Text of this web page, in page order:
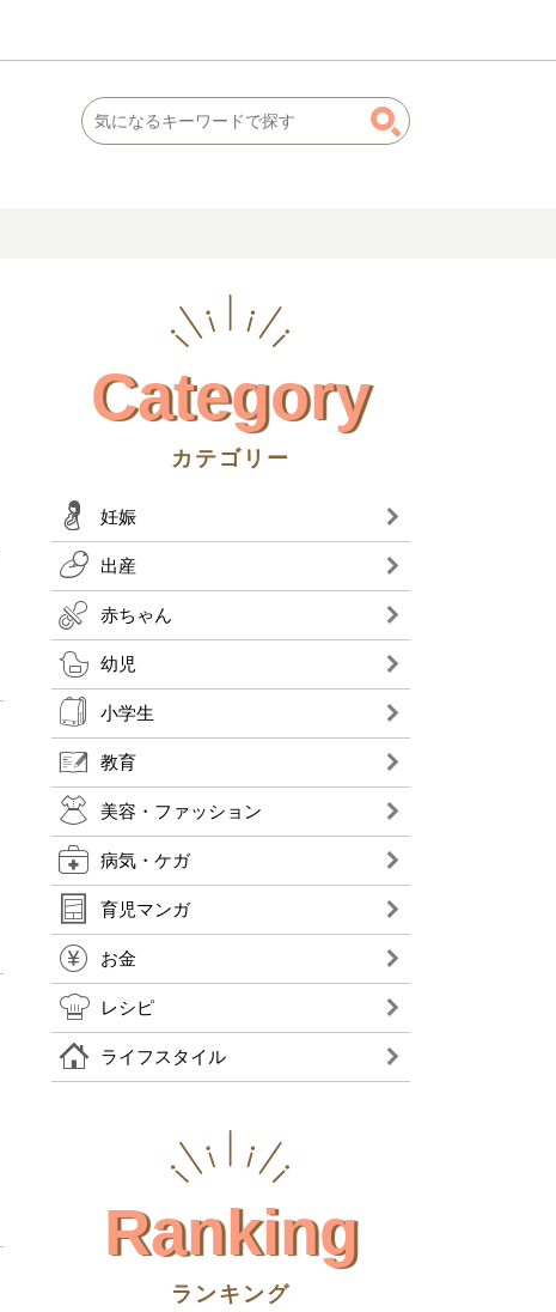
Category
カテゴリー
妊娠
出産
赤ちゃん
幼児
小学生
教育
美容・ファッション
病気・ケガ
育児マンガ
お金
レシピ
ライフスタイル
Ranking
ランキング